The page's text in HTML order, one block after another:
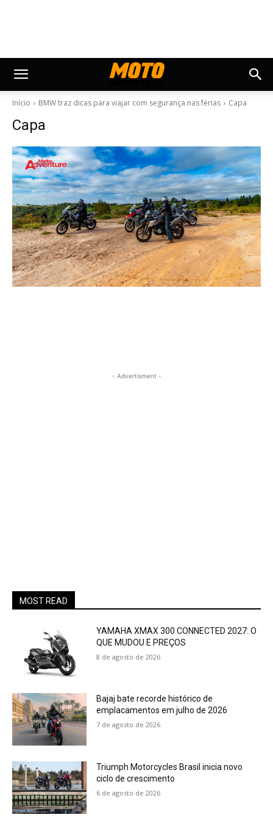
Início BMW traz dicas para viajar com segurança nas férias Capa
Capa
- Advertisment -
MOST READ
YAMAHA XMAX 300 CONNECTED 2027: O
QUE MUDOU E PREÇOS
8 de agosto de 2026
Bajaj bate recorde histórico de
emplacamentos em julho de 2026
7 de agosto de 2026
Triumph Motorcycles Brasil inicia novo
ciclo de crescimento
6 de agosto de 2026